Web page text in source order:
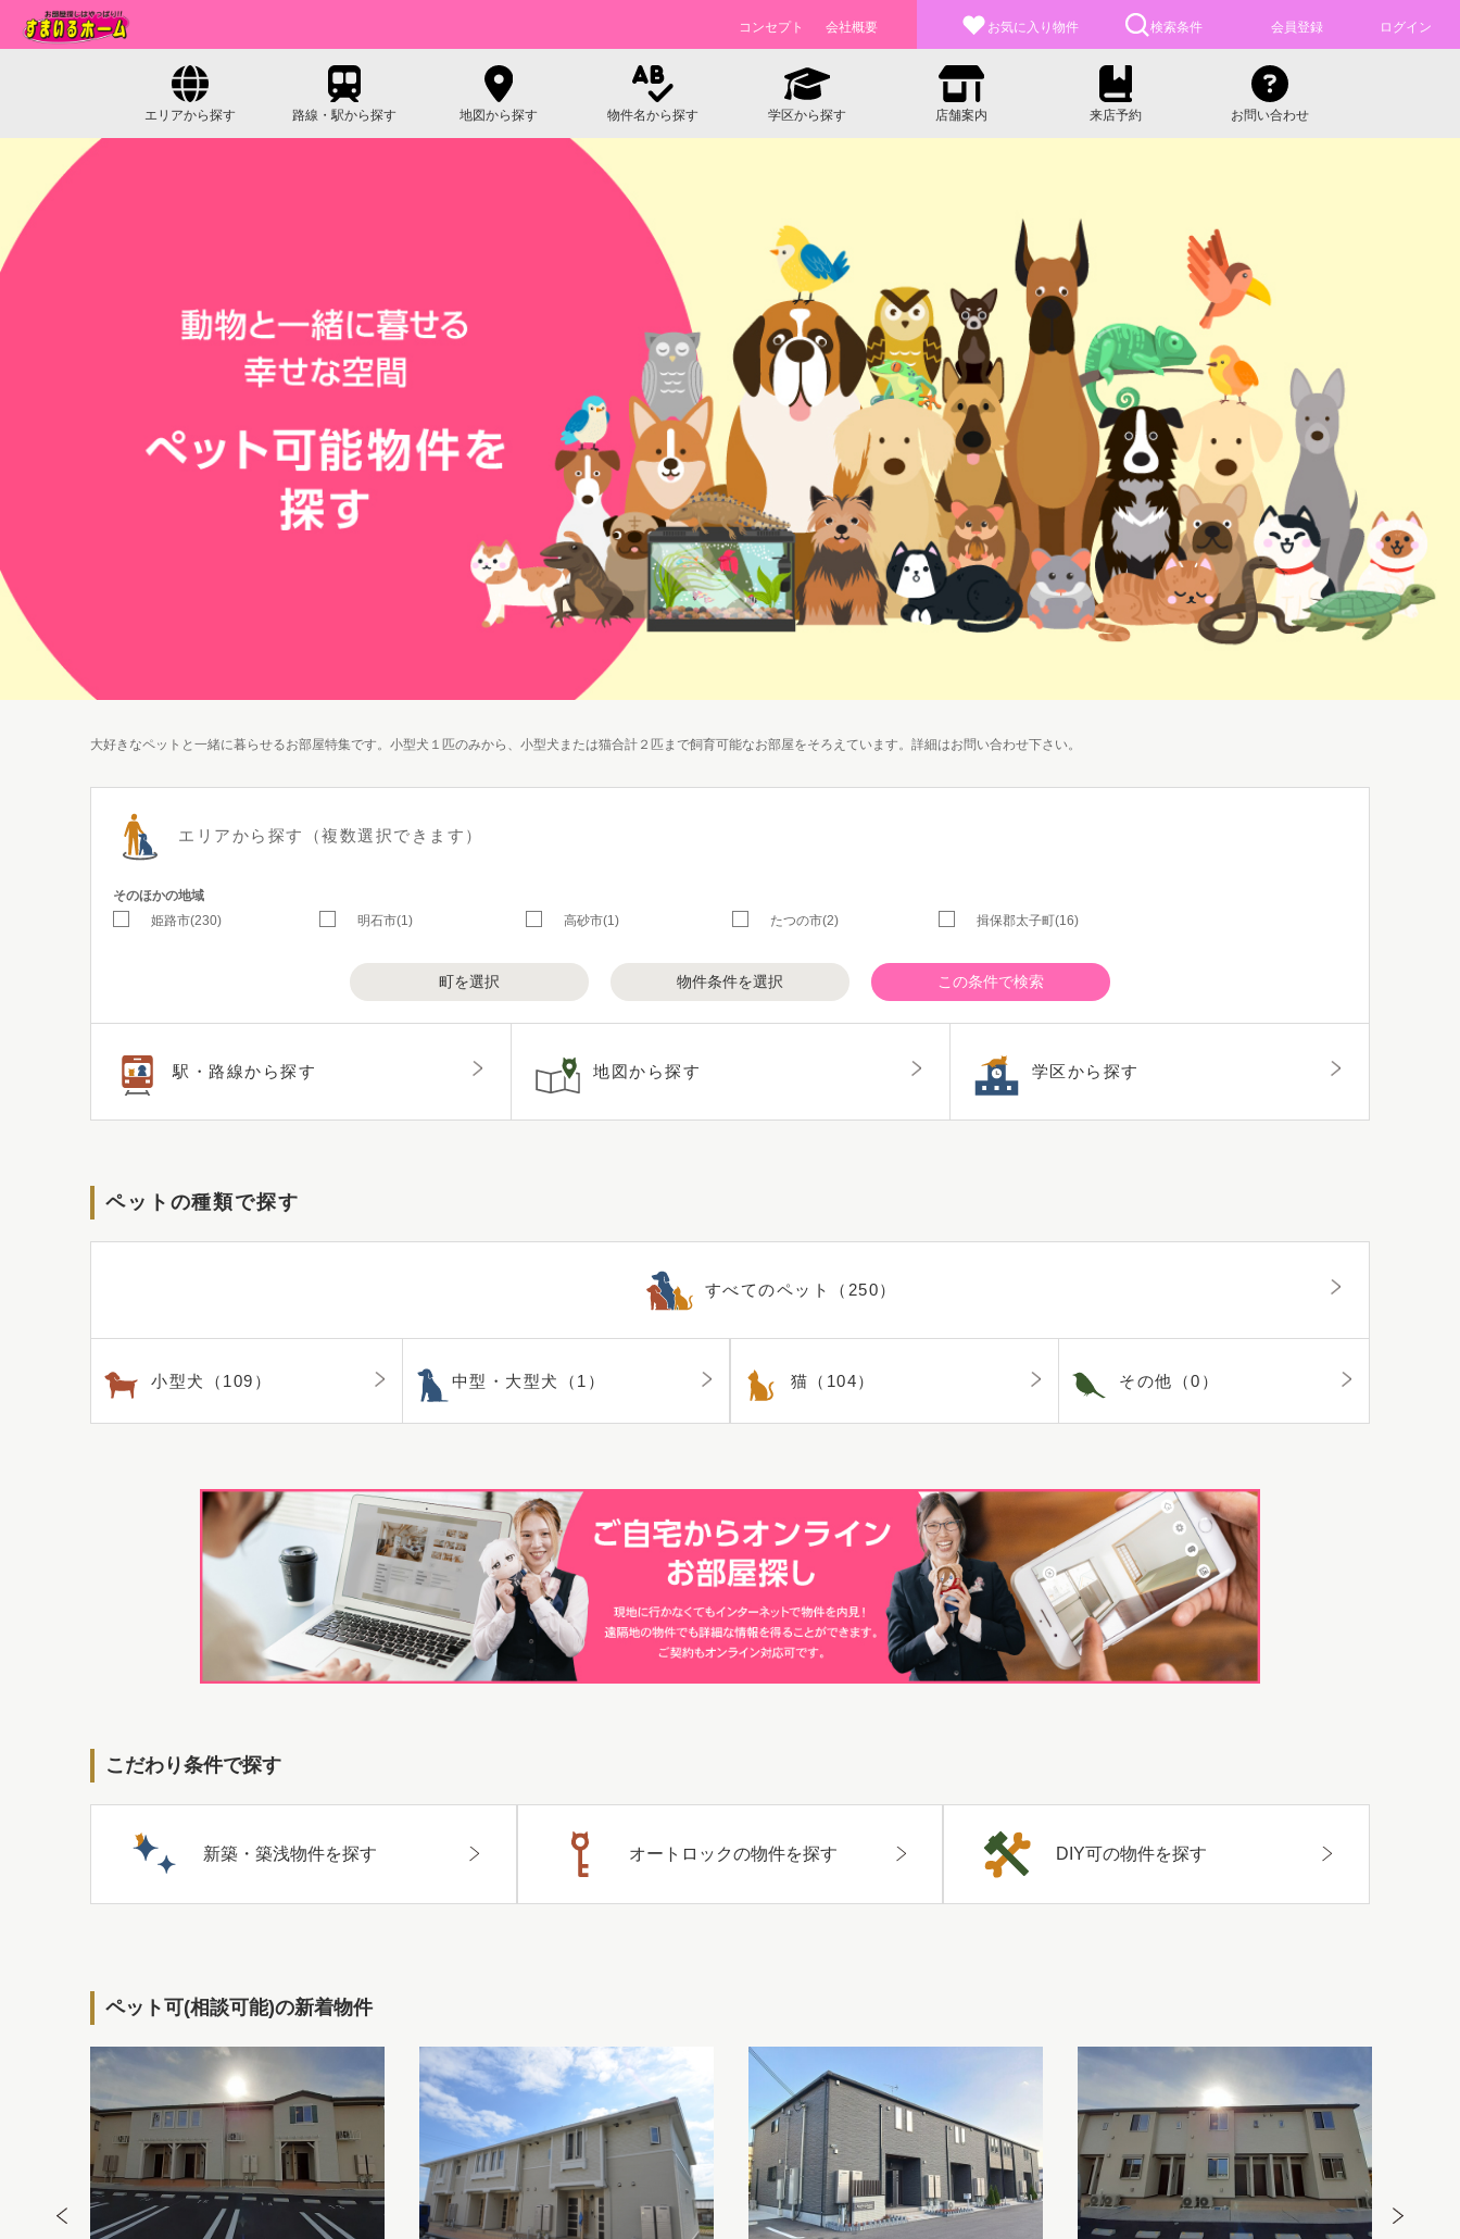
コンセプト 会社概要 お気に入り 物件 検索条件 会員登録 ログイン
エリアから探す 路線・駅から探す 地図から探す 物件名から探す 学区から探す 店舗案内 来店予約 お問い合わせ
大好きなペットと一緒に暮らせるお部屋特集です。小型犬１匹のみから、小型犬または猫合計２匹まで飼育可能なお部屋をそろえています。詳細はお問い合わせ下さい。
エリアから探す （複数選択できます）
そのほかの地域
姫路市(230)
明石市(1) 高砂市(1) たつの市(2) 揖保郡太子町(16)
町を選択 物件条件を選択 この条件で検索
駅・路線から探す 地図から探す 学区から探す
ペットの種類で探す
すべてのペット（250）
小型犬（109） 中型・大型犬（1） 猫（104） その他（0）
こだわり条件で探す
新築・築浅物件を探す オートロックの物件を探す DIY可の物件を探す
ペット可(相談可能)の新着物件